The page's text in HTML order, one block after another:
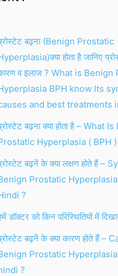
बढ़ना (Benign Prostatic
होता है जानिए
व इलाज ? What is Benign
BPH know Its
and best treatments
बढ़ना क्या होता है – What
Hyperplasia ( BPH
बढ़नें के क्या लक्षण होते हैं –
Prostatic Hyperplasia
?
डॉक्टर को किन परिस्थितियों में
बढ़नें के क्या कारण होते हैं –
Prostatic
?